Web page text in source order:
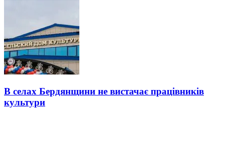
В селах Бердянщини не вистачає працівників
культури